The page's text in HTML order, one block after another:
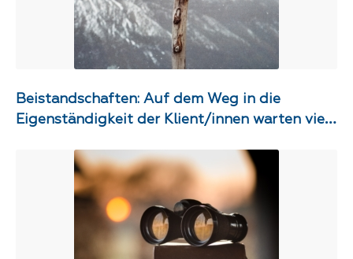
Beistandschaften: Auf dem Weg in die
Eigenständigkeit der Klient/innen warten viele